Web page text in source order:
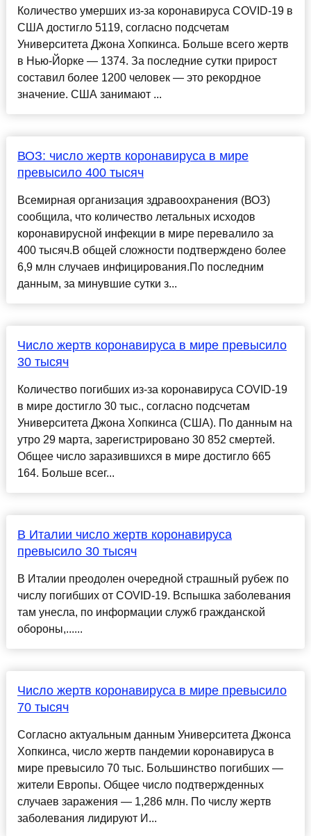
Количество умерших из-за коронавируса COVID-19 в
США достигло 5119, согласно подсчетам
Университета Джона Хопкинса. Больше всего жертв
в Нью-Йорке — 1374. За последние сутки прирост
составил более 1200 человек — это рекордное
значение. США занимают ...
ВОЗ: число жертв коронавируса в мире
превысило 400 тысяч
Всемирная организация здравоохранения (ВОЗ)
сообщила, что количество летальных исходов
коронавирусной инфекции в мире перевалило за
400 тысяч.В общей сложности подтверждено более
6,9 млн случаев инфицирования.По последним
данным, за минувшие сутки з...
Число жертв коронавируса в мире превысило
30 тысяч
Количество погибших из-за коронавируса COVID-19
в мире достигло 30 тыс., согласно подсчетам
Университета Джона Хопкинса (США). По данным на
утро 29 марта, зарегистрировано 30 852 смертей.
Общее число заразившихся в мире достигло 665
164. Больше всег...
В Италии число жертв коронавируса
превысило 30 тысяч
В Италии преодолен очередной страшный рубеж по
числу погибших от COVID-19. Вспышка заболевания
там унесла, по информации служб гражданской
обороны,......
Число жертв коронавируса в мире превысило
70 тысяч
Согласно актуальным данным Университета Джонса
Хопкинса, число жертв пандемии коронавируса в
мире превысило 70 тыс. Большинство погибших —
жители Европы. Общее число подтвержденных
случаев заражения — 1,286 млн. По числу жертв
заболевания лидируют И...